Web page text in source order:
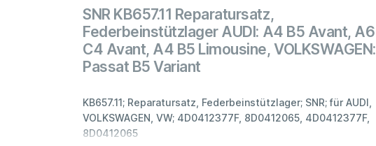
SNR KB657.11 Reparatursatz,
Federbeinstützlager AUDI: A4 B5 Avant, A6
C4 Avant, A4 B5 Limousine, VOLKSWAGEN:
Passat B5 Variant
KB657.11; Reparatursatz, Federbeinstützlager; SNR; für AUDI,
VOLKSWAGEN, VW; 4D0412377F, 8D0412065, 4D0412377F,
8D0412065